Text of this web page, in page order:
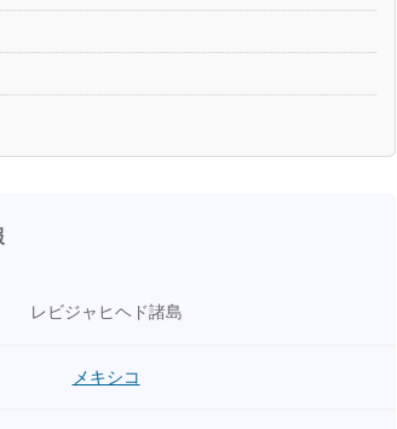
レビジャヒヘド諸島
メキシコ